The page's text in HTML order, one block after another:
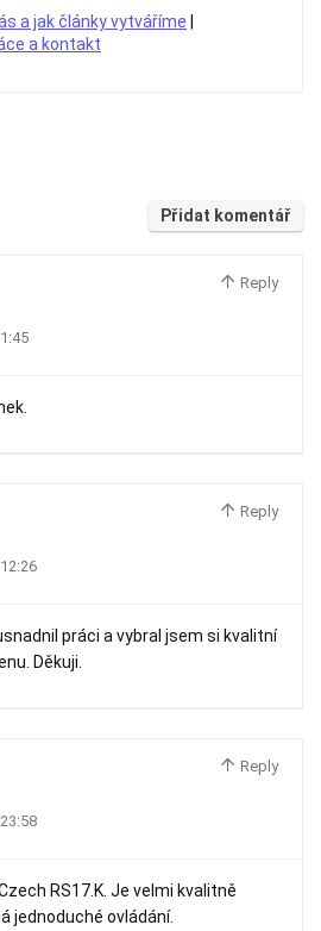
a jak články vytváříme
a kontakt
Přidat komentář
Reply
Reply
práci a vybral jsem si kvalitní
Děkuji.
Reply
RS17.K. Je velmi kvalitně
jednoduché ovládání.